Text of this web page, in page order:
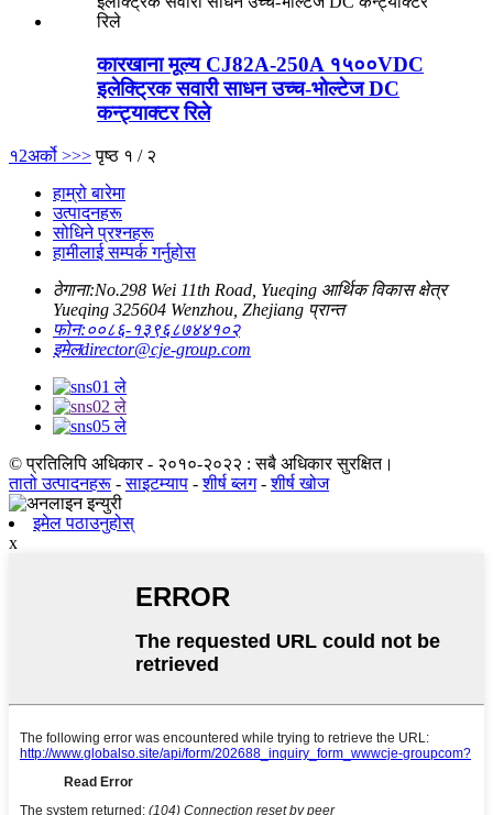
कारखाना मूल्य CJ82A-250A १५००VDC
इलेक्ट्रिक सवारी साधन उच्च-भोल्टेज DC
कन्ट्याक्टर रिले
१2अर्को >>> पृष्ठ १ / २
हाम्रो बारेमा
उत्पादनहरू
सोधिने प्रश्नहरू
हामीलाई सम्पर्क गर्नुहोस
ठेगाना:No.298 Wei 11th Road, Yueqing आर्थिक विकास क्षेत्र
Yueqing 325604 Wenzhou, Zhejiang प्रान्त
फोन:००८६-१३९६८७४४१०२
इमेलdirector@cje-group.com
© प्रतिलिपि अधिकार - २०१०-२०२२ : सबै अधिकार सुरक्षित।
तातो उत्पादनहरू -साइटम्याप -शीर्ष ब्लग-शीर्ष खोज
इमेल पठाउनुहोस्
x